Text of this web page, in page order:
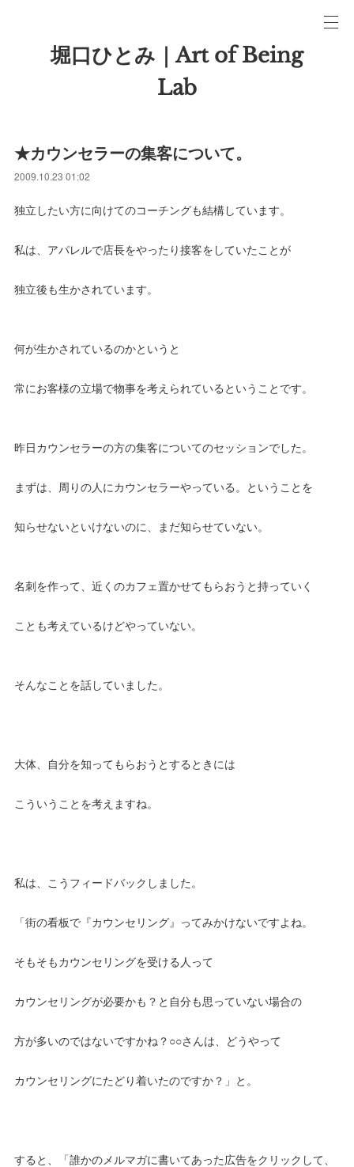
堀口ひとみ｜Art of Being
Lab
★カウンセラーの集客について。
2009.10.23 01:02
独立したい方に向けてのコーチングも結構しています。
私は、アパレルで店長をやったり接客をしていたことが
独立後も生かされています。
何が生かされているのかというと
常にお客様の立場で物事を考えられているということです。
昨日カウンセラーの方の集客についてのセッションでした。
まずは、周りの人にカウンセラーやっている。ということを
知らせないといけないのに、まだ知らせていない。
名刺を作って、近くのカフェ置かせてもらおうと持っていく
ことも考えているけどやっていない。
そんなことを話していました。
大体、自分を知ってもらおうとするときには
こういうことを考えますね。
私は、こうフィードバックしました。
「街の看板で『カウンセリング』ってみかけないですよね。
そもそもカウンセリングを受ける人って
カウンセリングが必要かも？と自分も思っていない場合の
方が多いのではないですかね？○○さんは、どうやって
カウンセリングにたどり着いたのですか？」と。
すると、「誰かのメルマガに書いてあった広告をクリックして、